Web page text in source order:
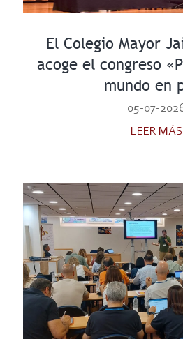
El Colegio Mayor
acoge el congreso
mundo en
05-07-
LEER MÁS